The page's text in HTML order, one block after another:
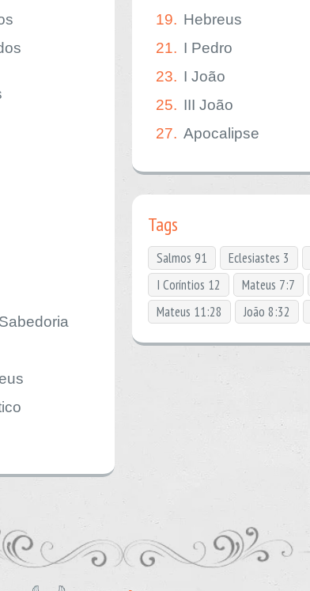
19. Hebreus
21. I Pedro
23. I João
25. III João
27. Apocalipse
Tags
Salmos 91 Eclesiastes 3
I Coríntios 12
Mateus 7:7
Mateus 11:28
João 8:32